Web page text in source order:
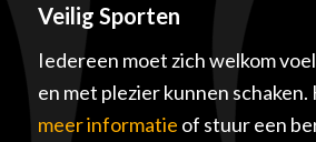
Veilig Sporten
Iedereen moet zich welkom
en met plezier kunnen schaken.
meer informatie of stuur een